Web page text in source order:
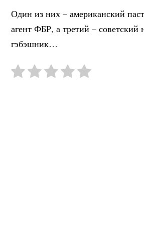
Один из них – американский
агент ФБР, а третий – советский
гэбэшник…